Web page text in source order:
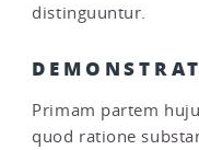
distinguuntur.
Primam partem
quod ratione